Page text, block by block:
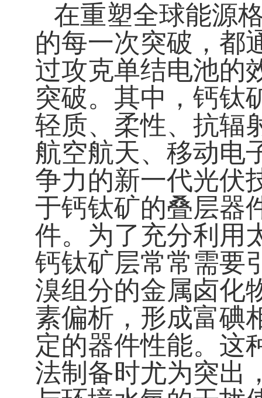
在重塑全球能源
的每一次突破，都
过攻克单结电池的
突破。其中，钙钛
轻质、柔性、抗辐
航空航天、移动电
争力的新一代光伏
于钙钛矿的叠层器
件。为了充分利用
钙钛矿层常常需要
溴组分的金属卤化
素偏析，形成富碘
定的器件性能。这
法制备时尤为突出